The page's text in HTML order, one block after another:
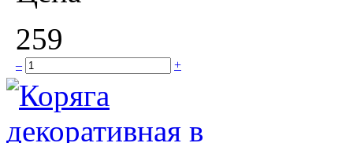
259
– +